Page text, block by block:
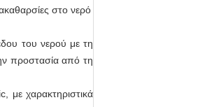
στο νερό
του νερού με τη
προστασία από τη
με χαρακτηριστικά